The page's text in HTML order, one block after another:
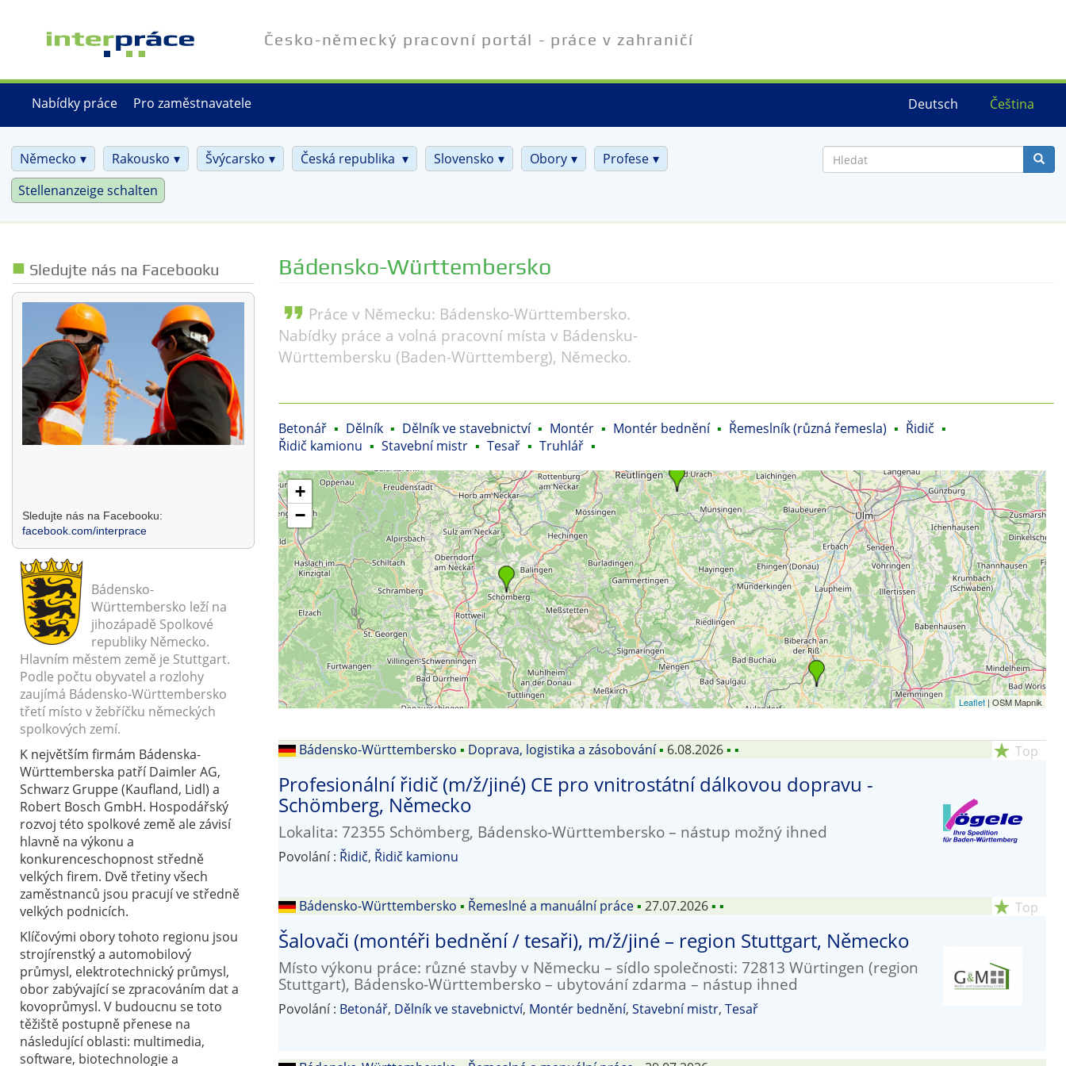
hlavnímu
Čeština
Deutsch
Česko-německý pracovní portál - práce v zahraničí
Nabídky práce Pro zaměstnavatele
Německo Rakousko Švýcarsko Česká republika Slovensko Obory
Profese
Stellenanzeige schalten
Sledujte nás na Facebooku
Sledujte nás na Facebooku:
facebook.com/interprace
Bádensko-
Württembersko leží na
jihozápadě Spolkové
republiky Německo.
Hlavním městem země je Stuttgart.
Podle počtu obyvatel a rozlohy
zaujímá Bádensko-Württembersko
třetí místo v žebříčku německých
spolkových zemí.
K největším firmám Bádenska-
Württemberska patří Daimler AG,
Schwarz Gruppe (Kaufland, Lidl) a
Robert Bosch GmbH. Hospodářský
rozvoj této spolkové země ale závisí
hlavně na výkonu a
konkurenceschopnost středně
velkých firem. Dvě třetiny všech
zaměstnanců jsou pracují ve středně
velkých podnicích.
Klíčovými obory tohoto regionu jsou
strojírenstký a automobilový
průmysl, elektrotechnický průmysl,
obor zabývající se zpracováním dat a
kovoprůmysl. V budoucnu se toto
těžiště postupně přenese na
následující oblasti: multimedia,
software, biotechnologie a
Bádensko-Württembersko
format_quote Práce v Německu: Bádensko-Württembersko.
Nabídky práce a volná pracovní místa v Bádensku-
Württembersku (Baden-Württemberg), Německo.
Betonář ▪ Dělník ▪ Dělník ve stavebnictví ▪ Montér ▪ Montér bednění ▪ Řemeslník (různá řemesla) ▪ Řidič ▪
Řidič kamionu ▪ Stavební mistr ▪ Tesař ▪ Truhlář ▪
+
−
Leaflet | OSM Mapnik
Bádensko-Württembersko ▪ Doprava, logistika a zásobování▪ 6.08.2026▪ ▪ star_rate Top
Profesionální řidič (m/ž/jiné) CE pro vnitrostátní dálkovou dopravu -
Schömberg, Německo
Lokalita: 72355 Schömberg, Bádensko-Württembersko – nástup možný ihned
Povolání : Řidič, Řidič kamionu
Bádensko-Württembersko ▪ Řemeslné a manuální práce▪ 27.07.2026▪ ▪ star_rate Top
Šalovači (montéři bednění / tesaři), m/ž/jiné – region Stuttgart, Německo
Místo výkonu práce: různé stavby v Německu – sídlo společnosti: 72813 Würtingen (region
Stuttgart), Bádensko-Württembersko – ubytování zdarma – nástup ihned
Povolání : Betonář, Dělník ve stavebnictví, Montér bednění, Stavební mistr, Tesař